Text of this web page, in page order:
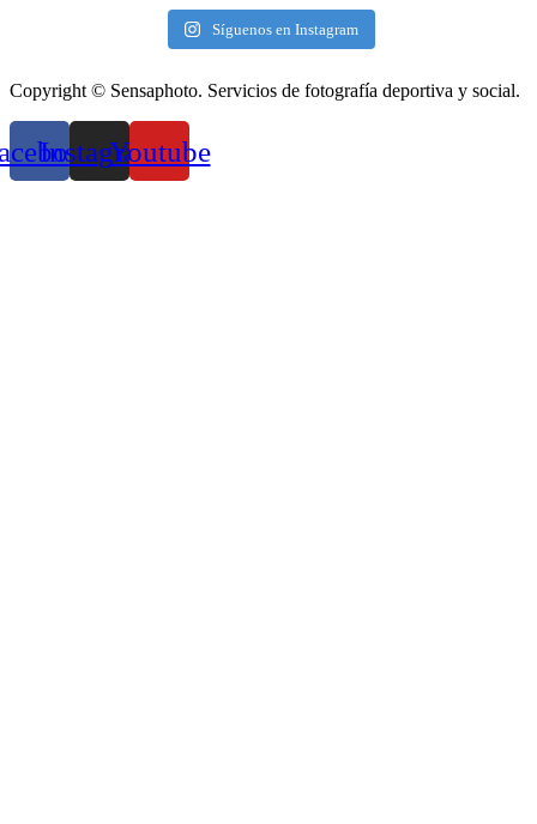
Síguenos en Instagram
Copyright © Sensaphoto. Servicios de fotografía deportiva y social.
InstagramYoutube